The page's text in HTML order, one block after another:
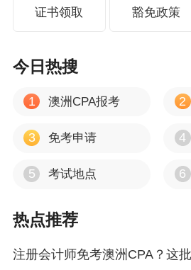
更多精彩推荐
澳洲CPA考试需要满足哪些条件？
澳洲CPA和国内CPA哪个比较难考？
证书领取 豁免政策
今日热搜
1 澳洲CPA报考 2
3 免考申请 4
5 考试地点 6
热点推荐
注册会计师免考澳洲CPA？这